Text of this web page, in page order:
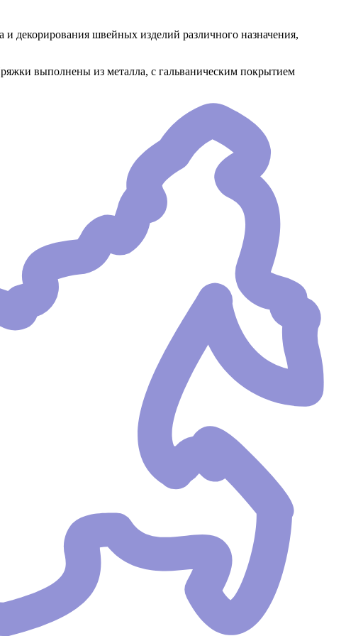
швейных изделий различного назначения,
выполнены из металла, с гальваническим покрытием